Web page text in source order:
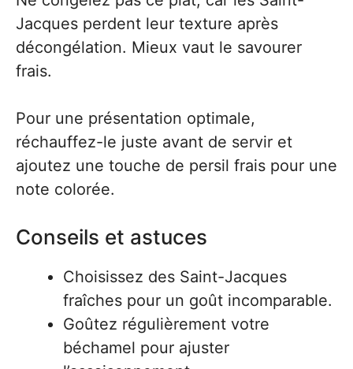
Jacques perdent leur texture après
décongélation. Mieux vaut le savourer
frais.
Pour une présentation optimale,
réchauffez-le juste avant de servir et
ajoutez une touche de persil frais pour une
note colorée.
Conseils et astuces
Choisissez des Saint-Jacques
fraîches pour un goût incomparable.
Goûtez régulièrement votre
béchamel pour ajuster